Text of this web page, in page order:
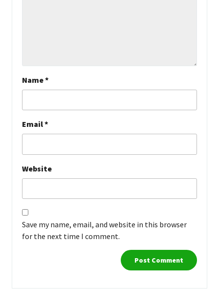
Name*
Email*
Website
Save my name, email, and website in this browser
for the next time I comment.